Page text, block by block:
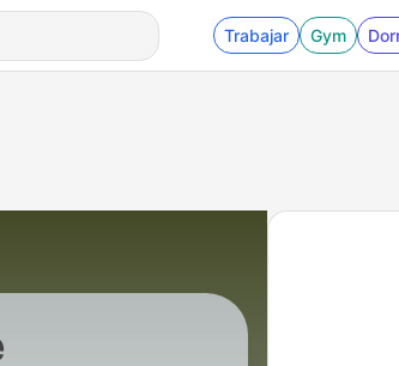
Trabajar Gym